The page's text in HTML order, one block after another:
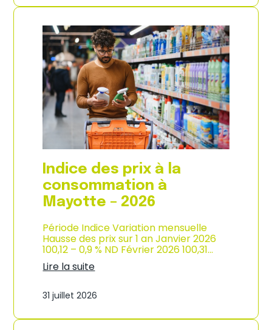
r
t
a
t
i
o
n
d
e
l
’
i
n
d
u
s
t
r
i
–
2
0
6
i
e
d
e
s
r
i
x
à
l
a
c
o
n
s
o
m
a
t
i
n
n
M
Indice des prix à la
consommation à
Mayotte – 2026
Période Indice Variation mensuelle
Hausse des prix sur 1 an Janvier 2026
100,12 – 0,9 % ND Février 2026 100,31…
Lire la suite
n
i
31 juillet 2026